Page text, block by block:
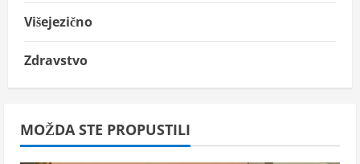
Višejezično
Zdravstvo
MOŽDA STE PROPUSTILI